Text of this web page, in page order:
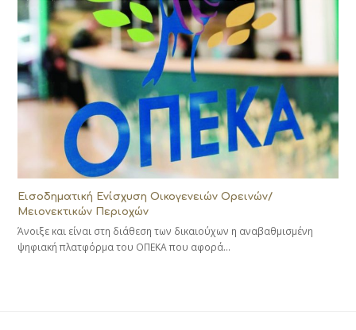
Εισοδηματική Ενίσχυση Οικογενειών Ορεινών/
Μειονεκτικών Περιοχών
Άνοιξε και είναι στη διάθεση των δικαιούχων η αναβαθμισμένη
ψηφιακή πλατφόρμα του ΟΠΕΚΑ που αφορά…